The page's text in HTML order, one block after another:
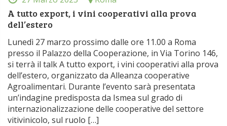
A tutto export, i vini cooperativi alla prova
dell’estero
Lunedì 27 marzo prossimo dalle ore 11.00 a Roma
presso il Palazzo della Cooperazione, in Via Torino 146,
si terrà il talk A tutto export, i vini cooperativi alla prova
dell’estero, organizzato da Alleanza cooperative
Agroalimentari. Durante l’evento sarà presentata
un’indagine predisposta da Ismea sul grado di
internazionalizzazione delle cooperative del settore
vitivinicolo, sul ruolo […]